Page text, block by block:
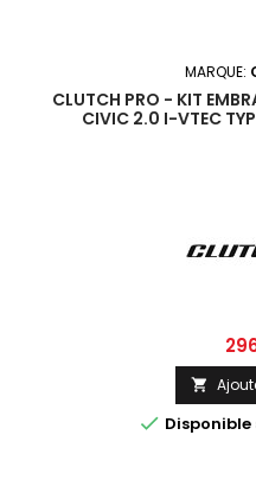
MARQUE:
CLUTCH PRO - KIT
CIVIC 2.0 I-VTEC
Prix

